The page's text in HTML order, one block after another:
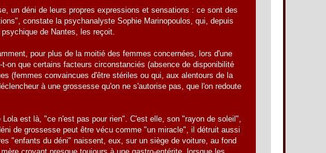
un déni de leurs propres expressions et sensations : ce sont des
constate la psychanalyste Sophie Marinopoulos, qui, depuis
de Nantes, les reçoit.
pour plus de la moitié des femmes concernées, lors d'une
on que certains facteurs circonstanciés (absence de disponibilité
(femmes convaincues d'être stériles ou qui, aux alentours de la
à une grossesse qu'on ne s'autorise pas, que l'on redoute
est là, "ce n'est pas pour rien". C'est elle, son "rayon de soleil",
de grossesse peut être vécu comme "un miracle", il détruit aussi
"enfants du déni" naissent, eux, sur un siège de voiture, au fond